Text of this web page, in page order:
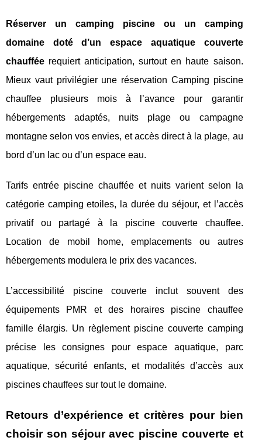
Réserver un camping piscine ou un camping
domaine doté d’un espace aquatique couverte
chauffée requiert anticipation, surtout en haute saison.
Mieux vaut privilégier une réservation Camping piscine
chauffee plusieurs mois à l’avance pour garantir
hébergements adaptés, nuits plage ou campagne
montagne selon vos envies, et accès direct à la plage, au
bord d’un lac ou d’un espace eau.
Tarifs entrée piscine chauffée et nuits varient selon la
catégorie camping etoiles, la durée du séjour, et l’accès
privatif ou partagé à la piscine couverte chauffee.
Location de mobil home, emplacements ou autres
hébergements modulera le prix des vacances.
L’accessibilité piscine couverte inclut souvent des
équipements PMR et des horaires piscine chauffee
famille élargis. Un règlement piscine couverte camping
précise les consignes pour espace aquatique, parc
aquatique, sécurité enfants, et modalités d’accès aux
piscines chauffees sur tout le domaine.
Retours d’expérience et critères pour bien
choisir son séjour avec piscine couverte et